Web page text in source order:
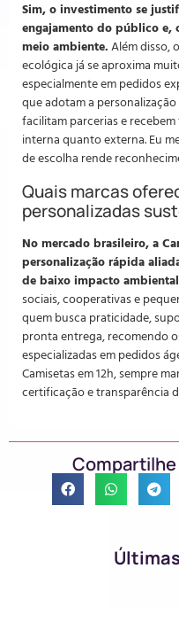
Sim, o investimento se
engajamento do público e,
meio ambiente. Além disso,
ecológica já se aproxima
especialmente em pedidos
que adotam a
facilitam parcerias e
interna quanto externa. Eu
de escolha rende
Quais marcas
personalizadas
No mercado brasileiro, a
personalização rápida
de baixo impacto
sociais, cooperativas e
quem busca praticidade,
pronta entrega, recomendo
especializadas em pedidos
Camisetas em 12h, sempre
certificação e transparência